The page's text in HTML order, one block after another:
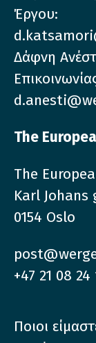
Έργου:
Δάφνη
The
The
Karl Johans
0154 Oslo
+47 21 08 24
Ποιοι